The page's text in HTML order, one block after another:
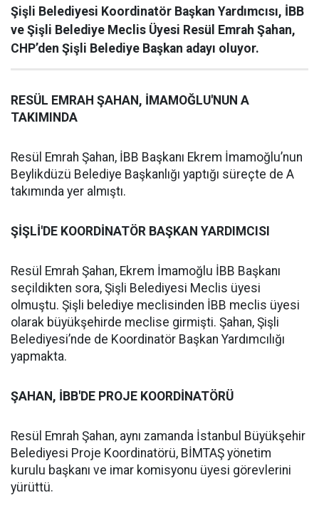
Şişli Belediyesi Koordinatör Başkan Yardımcısı, İBB
ve Şişli Belediye Meclis Üyesi Resül Emrah Şahan,
CHP’den Şişli Belediye Başkan adayı oluyor.
RESÜL EMRAH ŞAHAN, İMAMOĞLU'NUN A
TAKIMINDA
Resül Emrah Şahan, İBB Başkanı Ekrem İmamoğlu’nun
Beylikdüzü Belediye Başkanlığı yaptığı süreçte de A
takımında yer almıştı.
ŞİŞLİ'DE KOORDİNATÖR BAŞKAN YARDIMCISI
Resül Emrah Şahan, Ekrem İmamoğlu İBB Başkanı
seçildikten sora, Şişli Belediyesi Meclis üyesi
olmuştu. Şişli belediye meclisinden İBB meclis üyesi
olarak büyükşehirde meclise girmişti. Şahan, Şişli
Belediyesi’nde de Koordinatör Başkan Yardımcılığı
yapmakta.
ŞAHAN, İBB'DE PROJE KOORDİNATÖRÜ
Resül Emrah Şahan, aynı zamanda İstanbul Büyükşehir
Belediyesi Proje Koordinatörü, BİMTAŞ yönetim
kurulu başkanı ve imar komisyonu üyesi görevlerini
yürüttü.